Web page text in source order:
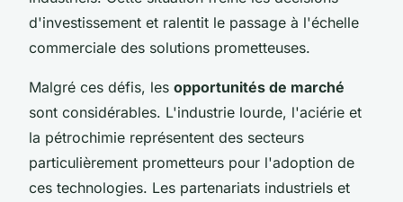
d'investissement et ralentit le passage à l'échelle
commerciale des solutions prometteuses.
Malgré ces défis, les opportunités de marché
sont considérables. L'industrie lourde, l'aciérie et
la pétrochimie représentent des secteurs
particulièrement prometteurs pour l'adoption de
ces technologies. Les partenariats industriels et